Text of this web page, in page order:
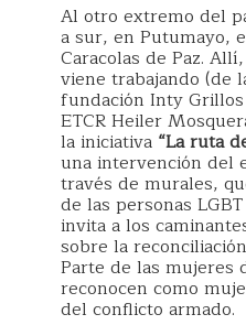
Al otro extremo del
a sur, en Putumayo,
Caracolas de Paz.
viene trabajando (de
fundación Inty
ETCR Heiler
la iniciativa “La ruta
una intervención del
través de murales,
de las personas
invita a los
sobre la
Parte de las mujeres
reconocen como
del conflicto armado.